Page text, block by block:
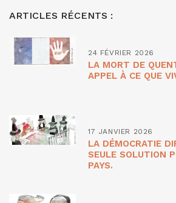
ARTICLES RÉCENTS :
24 FÉVRIER 2026
LA MORT DE
APPEL À CE QUE
17 JANVIER 2026
LA DÉMOCRATIE
SEULE SOLUTION
PAYS.